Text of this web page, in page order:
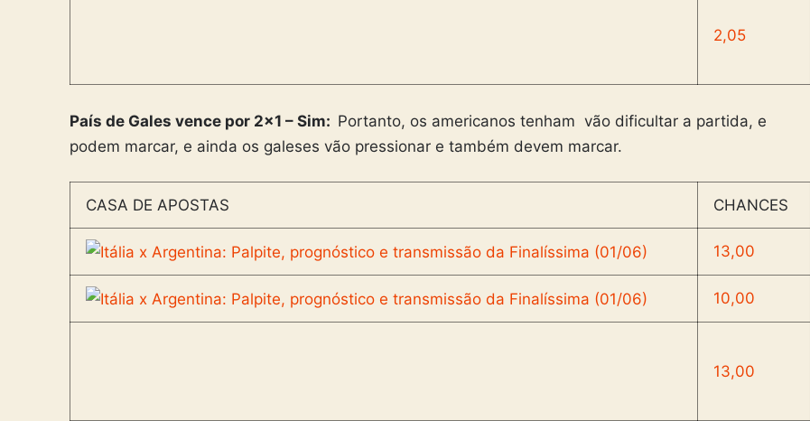
2,05
País de Gales vence por 2×1 – Sim: Portanto, os americanos tenham vão dificultar a partida, e
podem marcar, e ainda os galeses vão pressionar e também devem marcar.
CASA DE APOSTAS CHANCES
13,00
10,00
13,00